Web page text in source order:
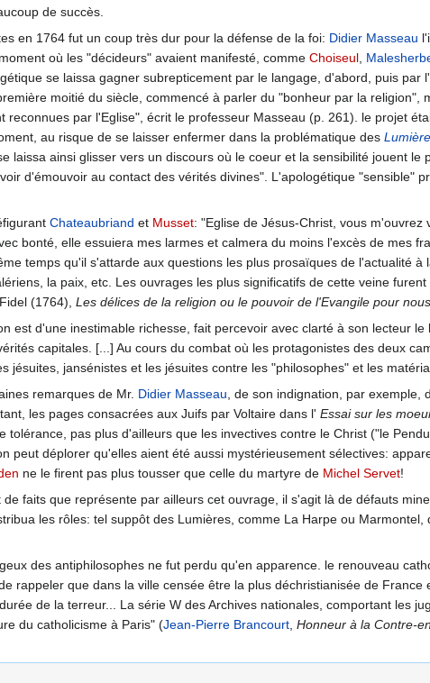
de succès.
en 1764 fut un coup très dur pour la défense de la foi: Didier Masseau
où les "décideurs" avaient manifesté, comme Choiseul
se laissa gagner subrepticement par le langage, d'abord, puis par
moitié du siècle, commencé à parler du "bonheur par la
reconnues par l'Eglise", écrit le professeur Masseau (p. 261). le projet
au risque de se laisser enfermer dans la problématique des
laissa ainsi glisser vers un discours où le coeur et la sensibilité jouent
d'émouvoir au contact des vérités divines". L'apologétique "sensible"
Chateaubriand et Musset: "Eglise de Jésus-Christ, vous
bonté, elle essuiera mes larmes et calmera du moins l'excès de mes
temps qu'il s'attarde aux questions les plus prosaïques de l'actualité
la paix, etc. Les ouvrages les plus significatifs de cette veine furent
(1764), Les délices de la religion ou le pouvoir de l'Evangile pour
est d'une inestimable richesse, fait percevoir avec clarté à son lecteur
capitales. [...] Au cours du combat où les protagonistes des deux
jésuites, jansénistes et les jésuites contre les "philosophes" et les
remarques de Mr. Didier Masseau , de son indignation, par
les pages consacrées aux Juifs par Voltaire dans l' Essai sur les
tolérance, pas plus d'ailleurs que les invectives contre le Christ ("le
peut déplorer qu'elles aient été aussi mystérieusement sélectives:
ne le firent pas plus tousser que celle du martyre de Michel Servet!
faits que représente par ailleurs cet ouvrage, il s'agit là de défauts
les rôles: tel suppôt des Lumières, comme La Harpe ou
des antiphilosophes ne fut perdu qu'en apparence. le renouveau
rappeler que dans la ville censée être la plus déchristianisée de
de la terreur... La série W des Archives nationales, comportant les
du catholicisme à Paris" (Jean-Pierre Brancourt Honneur à la Contre-